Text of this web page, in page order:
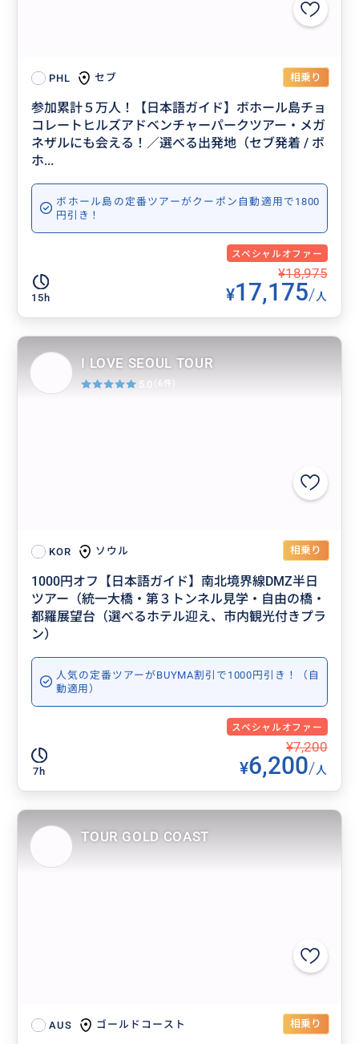
PHL セブ 相乗り
参加累計５万人！【日本語ガイド】ボホール島チョ
コレートヒルズアドベンチャーパークツアー・メガ
ネザルにも会える！／選べる出発地（セブ発着 / ボ
ホ...
ボホール島の定番ツアーがクーポン自動適用で1800
円引き！
スペシャルオファー
15h
¥18,975
¥17,175/人
KOR ソウル 相乗り
1000円オフ【日本語ガイド】南北境界線DMZ半日
ツアー（統一大橋・第３トンネル見学・自由の橋・
都羅展望台（選べるホテル迎え、市内観光付きプラ
ン）
人気の定番ツアーがBUYMA割引で1000円引き！（自
動適用）
スペシャルオファー
7h
¥7,200
¥6,200/人
I LOVE SEOUL TOUR
5.0 (6件)
AUS ゴールドコースト 相乗り
TOUR GOLD COAST